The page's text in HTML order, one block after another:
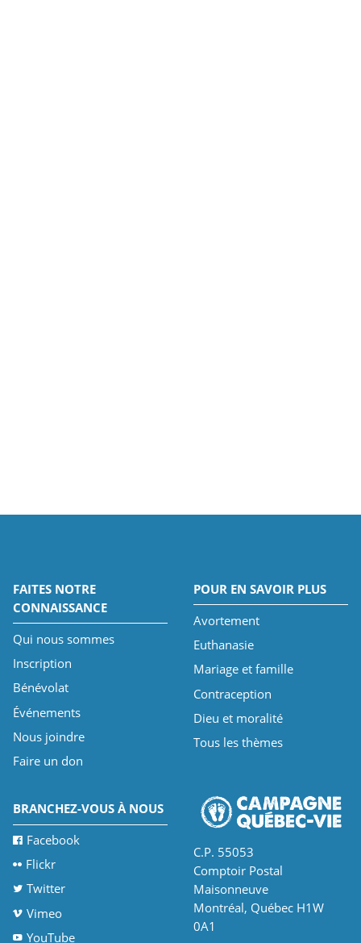
FAITES NOTRE
CONNAISSANCE
Qui nous sommes
Inscription
Bénévolat
Événements
Nous joindre
Faire un don
POUR EN SAVOIR PLUS
Avortement
Euthanasie
Mariage et famille
Contraception
Dieu et moralité
Tous les thèmes
BRANCHEZ-VOUS À NOUS
Facebook
Flickr
Twitter
Vimeo
YouTube
C.P. 55053
Comptoir Postal
Maisonneuve
Montréal, Québec H1W
0A1